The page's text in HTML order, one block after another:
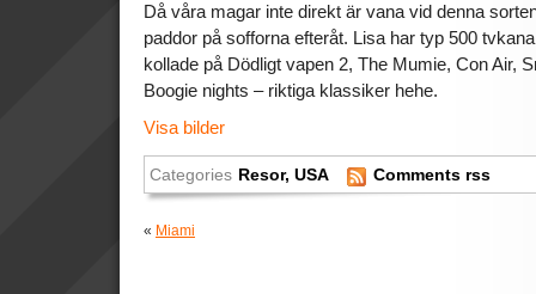
Då våra magar inte direkt är vana vid denna
paddor på sofforna efteråt. Lisa har typ 500
kollade på Dödligt vapen 2, The Mumie, Con Air,
Boogie nights – riktiga klassiker hehe.
Visa bilder
Categories Resor,USA Comments rss
« Miami